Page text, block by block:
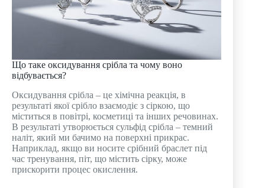
Що таке оксидування срібла та чому воно
відбувається?
Оксидування срібла – це хімічна реакція, в
результаті якої срібло взаємодіє з сіркою, що
міститься в повітрі, косметиці та інших речовинах.
В результаті утворюється сульфід срібла – темний
наліт, який ми бачимо на поверхні прикрас.
Наприклад, якщо ви носите срібний браслет під
час тренування, піт, що містить сірку, може
прискорити процес окислення.